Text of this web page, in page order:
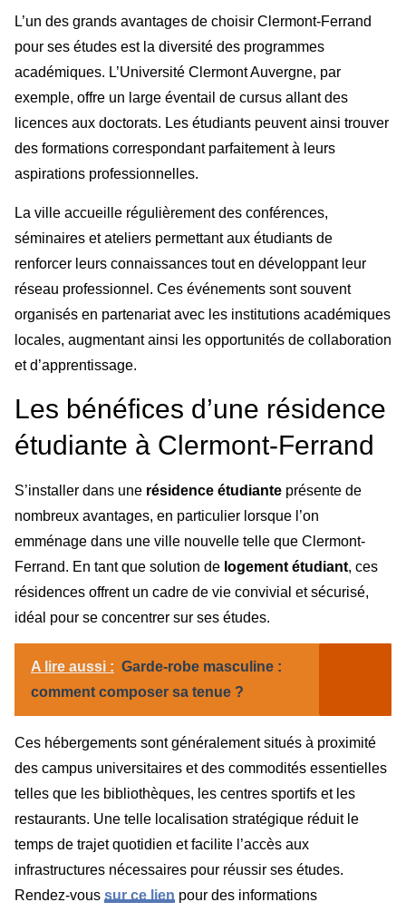
L’un des grands avantages de choisir Clermont-Ferrand
pour ses études est la diversité des programmes
académiques. L’Université Clermont Auvergne, par
exemple, offre un large éventail de cursus allant des
licences aux doctorats. Les étudiants peuvent ainsi trouver
des formations correspondant parfaitement à leurs
aspirations professionnelles.
La ville accueille régulièrement des conférences,
séminaires et ateliers permettant aux étudiants de
renforcer leurs connaissances tout en développant leur
réseau professionnel. Ces événements sont souvent
organisés en partenariat avec les institutions académiques
locales, augmentant ainsi les opportunités de collaboration
et d’apprentissage.
Les bénéfices d’une résidence
étudiante à Clermont-Ferrand
S’installer dans une résidence étudiante présente de
nombreux avantages, en particulier lorsque l’on
emménage dans une ville nouvelle telle que Clermont-
Ferrand. En tant que solution de logement étudiant, ces
résidences offrent un cadre de vie convivial et sécurisé,
idéal pour se concentrer sur ses études.
A lire aussi : Garde-robe masculine :
comment composer sa tenue ?
Ces hébergements sont généralement situés à proximité
des campus universitaires et des commodités essentielles
telles que les bibliothèques, les centres sportifs et les
restaurants. Une telle localisation stratégique réduit le
temps de trajet quotidien et facilite l’accès aux
infrastructures nécessaires pour réussir ses études.
Rendez-vous sur ce lien pour des informations